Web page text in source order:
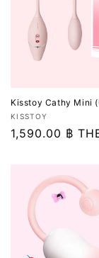
Kisstoy Cathy Mini
เวน
เด
KISSTOY
ราคา
1,590.00 ฿